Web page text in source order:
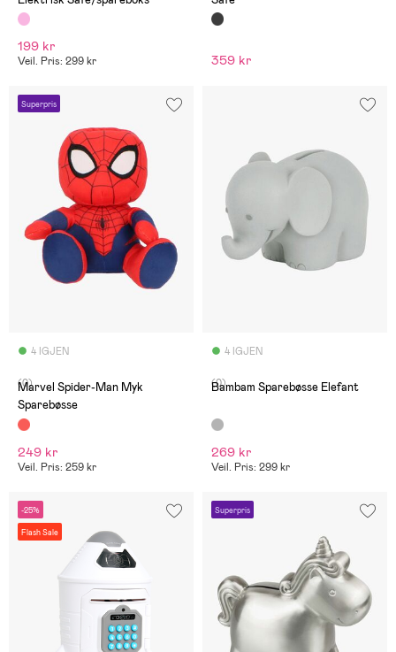
199 kr
Veil. Pris: 299 kr 359 kr
Superpris
4 IGJEN
(0)
Marvel Spider-Man Myk
Sparebøsse
249 kr
Veil. Pris: 259 kr
4 IGJEN
(0)
Bambam Sparebøsse Elefant
269 kr
Veil. Pris: 299 kr
-25%
Flash Sale
Superpris